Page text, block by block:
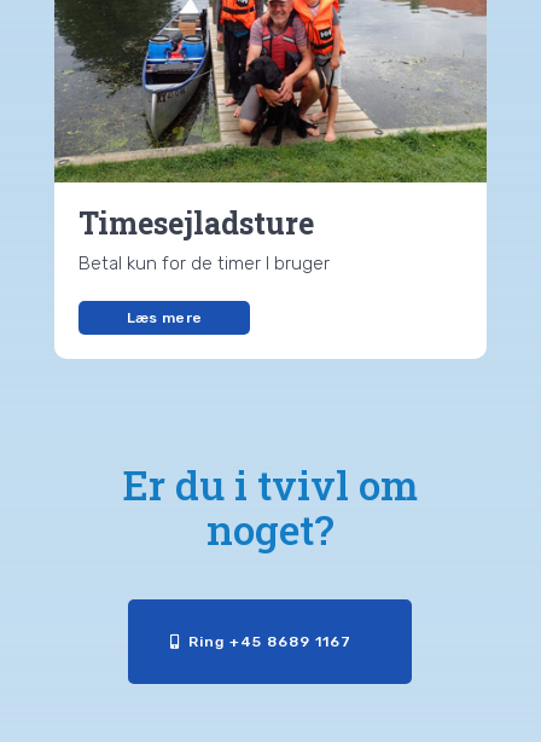
Timesejladsture
Betal kun for de timer I bruger
Læs mere
Er du i tvivl om
noget?
Ring +45 8689 1167